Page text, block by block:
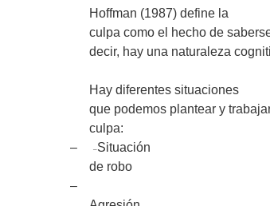
Hoffman (1987) define la
culpa como el hecho de
decir, hay una naturaleza
Hay diferentes situaciones
que podemos plantear y
culpa:
– –Situación
de robo
–